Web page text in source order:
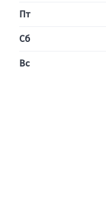
Пт
Сб
Вс